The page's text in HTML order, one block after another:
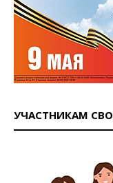
УЧАСТНИКАМ СВО